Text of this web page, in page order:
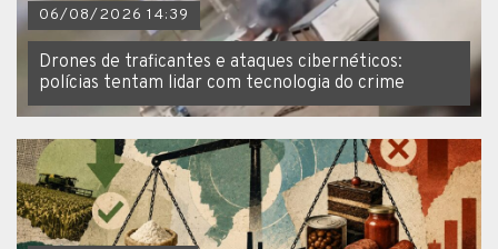
06/08/2026 14:39
Drones de traficantes e ataques cibernéticos:
polícias tentam lidar com tecnologia do crime